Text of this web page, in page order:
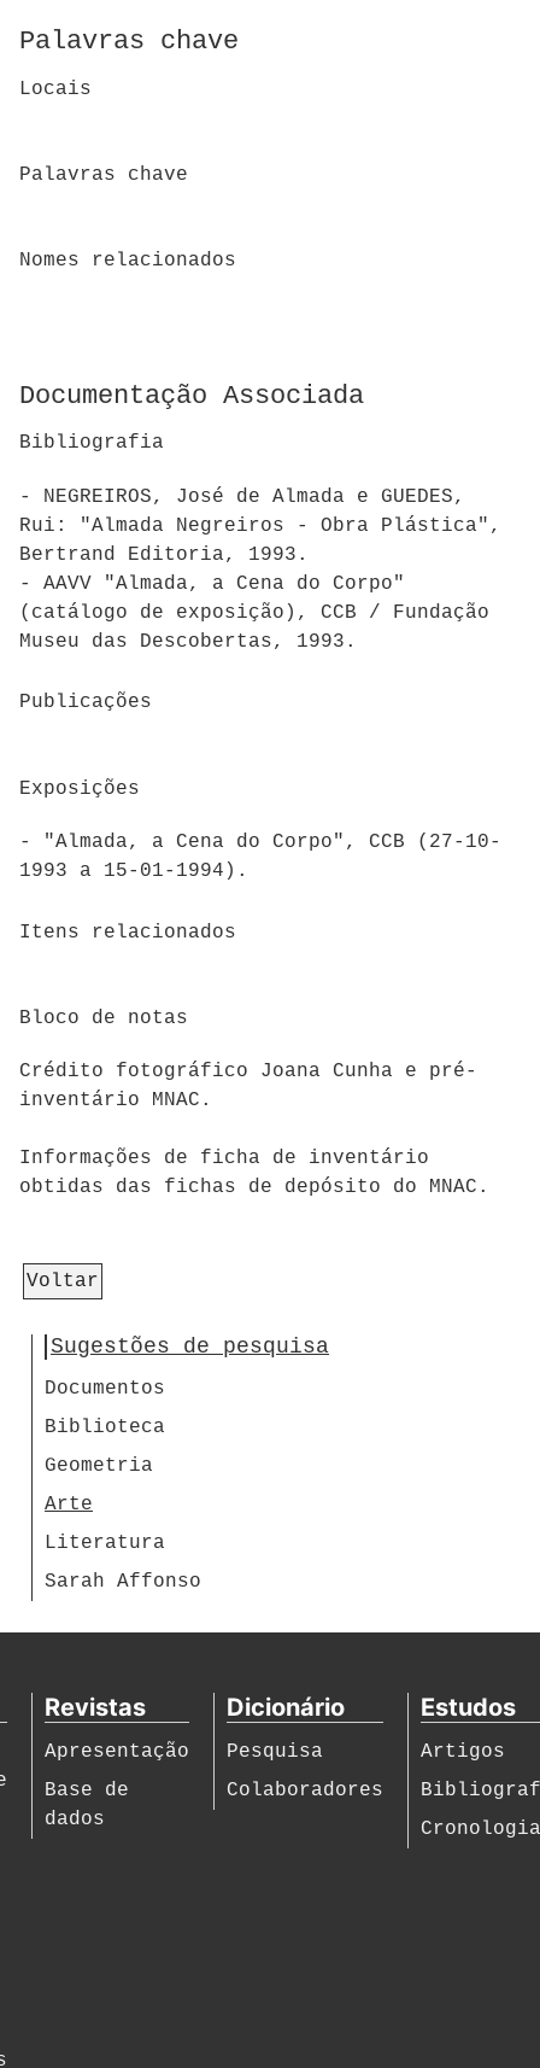
Palavras chave
Locais
Palavras chave
Nomes relacionados
Documentação Associada
Bibliografia
- NEGREIROS, José de Almada e GUEDES,
Rui: "Almada Negreiros - Obra Plástica",
Bertrand Editoria, 1993.
- AAVV "Almada, a Cena do Corpo"
(catálogo de exposição), CCB / Fundação
Museu das Descobertas, 1993.
Publicações
Exposições
- "Almada, a Cena do Corpo", CCB (27-10-
1993 a 15-01-1994).
Itens relacionados
Bloco de notas
Crédito fotográfico Joana Cunha e pré-
inventário MNAC.
Informações de ficha de inventário
obtidas das fichas de depósito do MNAC.
Voltar
Sugestões de pesquisa
Documentos
Biblioteca
Geometria
Arte
Literatura
Sarah Affonso
Revistas
Apresentação
Base de
dados
Dicionário
Pesquisa
Colaboradores
Estudos
Artigos